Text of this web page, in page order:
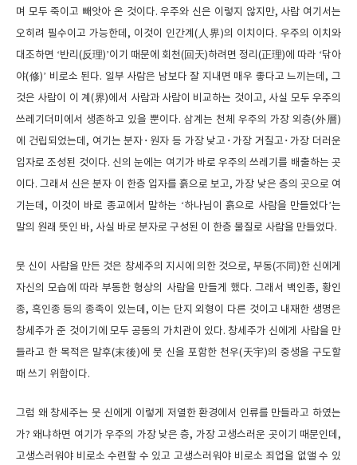
며 모두 죽이고 빼앗아 온 것이다. 우주와 신은 이렇지 않지만, 사람 여기서는
오히려 필수이고 가능한데, 이것이 인간계(人界)의 이치이다. 우주의 이치와
대조하면 ‘반리(反理)’이기 때문에 회천(回天)하려면 정리(正理)에 따라 ‘닦아
야(修)’ 비로소 된다. 일부 사람은 남보다 잘 지내면 매우 좋다고 느끼는데, 그
것은 사람이 이 계(界)에서 사람과 사람이 비교하는 것이고, 사실 모두 우주의
쓰레기더미에서 생존하고 있을 뿐이다. 삼계는 천체 우주의 가장 외층(外層)
에 건립되었는데, 여기는 분자･원자 등 가장 낮고･가장 거칠고･가장 더러운
입자로 조성된 것이다. 신의 눈에는 여기가 바로 우주의 쓰레기를 배출하는 곳
이다. 그래서 신은 분자 이 한층 입자를 흙으로 보고, 가장 낮은 층의 곳으로 여
기는데, 이것이 바로 종교에서 말하는 ‘하나님이 흙으로 사람을 만들었다’는
말의 원래 뜻인 바, 사실 바로 분자로 구성된 이 한층 물질로 사람을 만들었다.
뭇 신이 사람을 만든 것은 창세주의 지시에 의한 것으로, 부동(不同)한 신에게
자신의 모습에 따라 부동한 형상의 사람을 만들게 했다. 그래서 백인종, 황인
종, 흑인종 등의 종족이 있는데, 이는 단지 외형이 다른 것이고 내재한 생명은
창세주가 준 것이기에 모두 공동의 가치관이 있다. 창세주가 신에게 사람을 만
들라고 한 목적은 말후(末後)에 뭇 신을 포함한 천우(天宇)의 중생을 구도할
때 쓰기 위함이다.
그럼 왜 창세주는 뭇 신에게 이렇게 저열한 환경에서 인류를 만들라고 하였는
가? 왜냐하면 여기가 우주의 가장 낮은 층, 가장 고생스러운 곳이기 때문인데,
고생스러워야 비로소 수련할 수 있고 고생스러워야 비로소 죄업을 없앨 수 있